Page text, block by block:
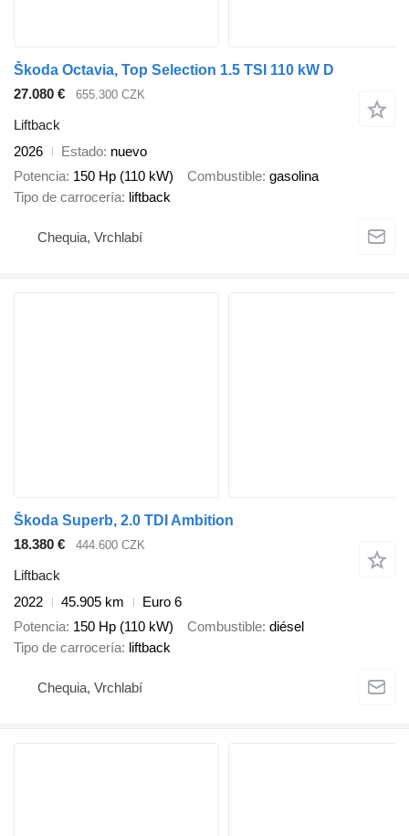
Škoda Octavia, Top Selection 1.5 TSI 110 kW D
27.080 €
655.300 CZK
Liftback
2026
Estado nuevo
Potencia 150 Hp (110 kW) Combustible gasolina
Tipo de carrocería liftback
Chequia, Vrchlabí
Škoda Superb, 2.0 TDI Ambition
18.380 €
444.600 CZK
Liftback
2022
45.905 km
Euro 6
Potencia 150 Hp (110 kW) Combustible diésel
Tipo de carrocería liftback
Chequia, Vrchlabí